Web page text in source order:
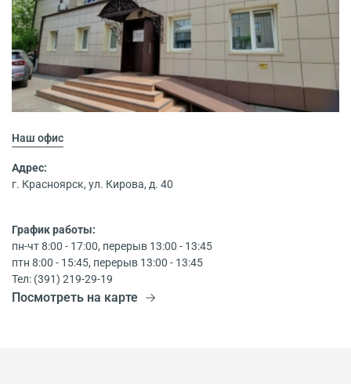
Наш офис
Адрес:
г. Красноярск, ул. Кирова, д. 40
График работы:
пн-чт 8:00 - 17:00, перерыв 13:00 - 13:45
птн 8:00 - 15:45, перерыв 13:00 - 13:45
Тел: (391) 219-29-19
Посмотреть на карте